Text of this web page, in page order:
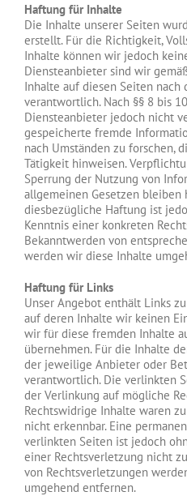
Haftung für Inhalte
Die Inhalte unserer Seiten
erstellt. Für die Richtigkeit,
Inhalte können wir jedoch
Diensteanbieter sind wir
Inhalte auf diesen Seiten nach
verantwortlich. Nach §§ 8 bis
Diensteanbieter jedoch nicht
gespeicherte fremde
nach Umständen zu forschen,
Tätigkeit hinweisen.
Sperrung der Nutzung von
allgemeinen Gesetzen bleiben
diesbezügliche Haftung ist
Kenntnis einer konkreten
Bekanntwerden von
werden wir diese Inhalte
Haftung für Links
Unser Angebot enthält Links
auf deren Inhalte wir keinen
wir für diese fremden Inhalte
übernehmen. Für die Inhalte
der jeweilige Anbieter oder
verantwortlich. Die verlinkten
der Verlinkung auf mögliche
Rechtswidrige Inhalte waren
nicht erkennbar. Eine
verlinkten Seiten ist jedoch
einer Rechtsverletzung nicht
von Rechtsverletzungen
umgehend entfernen.